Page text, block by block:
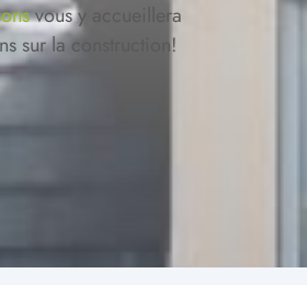
vous y accueillera
sur la construction!